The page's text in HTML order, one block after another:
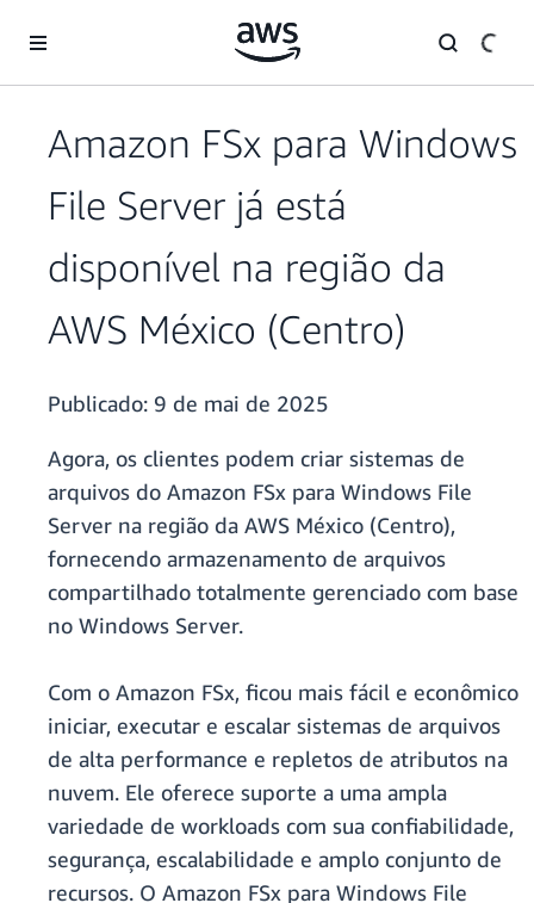
Pular para o conteúdo principal
Amazon FSx para Windows
File Server já está
disponível na região da
AWS México (Centro)
Publicado: 9 de mai de 2025
Agora, os clientes podem criar sistemas de
arquivos do Amazon FSx para Windows File
Server na região da AWS México (Centro),
fornecendo armazenamento de arquivos
compartilhado totalmente gerenciado com base
no Windows Server.
Com o Amazon FSx, ficou mais fácil e econômico
iniciar, executar e escalar sistemas de arquivos
de alta performance e repletos de atributos na
nuvem. Ele oferece suporte a uma ampla
variedade de workloads com sua confiabilidade,
segurança, escalabilidade e amplo conjunto de
recursos. O Amazon FSx para Windows File